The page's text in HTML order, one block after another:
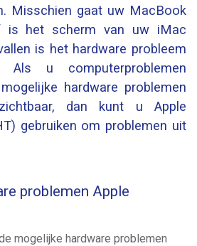
Misschien gaat uw MacBook
is het scherm van uw iMac
is het hardware probleem
Als u computerproblemen
hardware problemen
dan kunt u Apple
gebruiken om problemen uit
problemen Apple
mogelijke hardware problemen